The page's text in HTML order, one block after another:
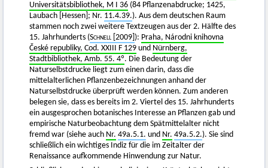
Universitätsbibliothek, M I 36 (84 Pflanzenabdrucke; 1425,
Laubach [Hessen]; Nr. 11.4.39.). Aus dem deutschen Raum
stammen noch zwei weitere Textzeugen aus der 2. Hälfte des
15. Jahrhunderts (Schnell [2009] ): Praha, Národni knihovna
České republiky, Cod. XXIII F 129 und Nürnberg,
Stadtbibliothek, Amb. 55. 4º. Die Bedeutung der
Naturselbstdrucke liegt zum einen darin, dass die
mittelalterlichen Pflanzenbezeichnungen anhand der
Naturselbstdrucke überprüft werden können. Zum anderen
belegen sie, dass es bereits im 2. Viertel des 15. Jahrhunderts
ein ausgesprochen botanisches Interesse an Pflanzen gab und
empirische Naturbeobachtung dem Spätmittelalter nicht
fremd war (siehe auch Nr. 49a.5.1. und Nr. 49a.5.2.). Sie sind
schließlich ein wichtiges Indiz für die im Zeitalter der
Renaissance aufkommende Hinwendung zur Natur.